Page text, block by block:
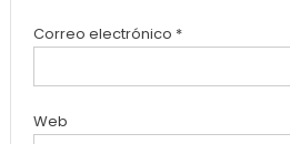
Correo electrónico *
Web